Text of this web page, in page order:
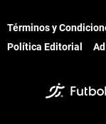
Términos y
Política Editorial